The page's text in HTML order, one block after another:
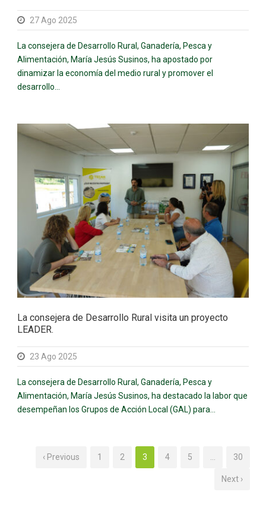
27 Ago 2025
La consejera de Desarrollo Rural, Ganadería, Pesca y
Alimentación, María Jesús Susinos, ha apostado por
dinamizar la economía del medio rural y promover el
desarrollo...
La consejera de Desarrollo Rural visita un proyecto
LEADER.
23 Ago 2025
La consejera de Desarrollo Rural, Ganadería, Pesca y
Alimentación, María Jesús Susinos, ha destacado la labor que
desempeñan los Grupos de Acción Local (GAL) para...
‹ Previous 1 2 3 4 5 30
Next ›